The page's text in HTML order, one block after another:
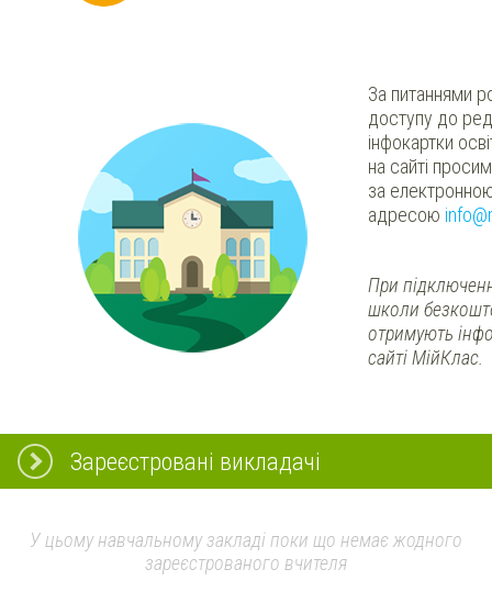
За питаннями
доступу до
інфокартки
на сайті
за
адресою
При
школи
отримують
сайті МійКлас.
Зареєстровані викладачі
У цьому навчальному закладі поки що немає жодного
зареєстрованого вчителя